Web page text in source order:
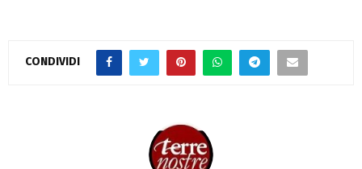
CONDIVIDI